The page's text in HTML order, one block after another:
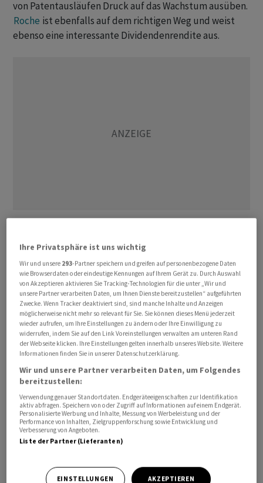
von Patentausläufen Druck auf das Wachstum ausüben.
Roche ist ebenfalls auf dem richtigen Weg und weist
ebenso eine interessante Dividendenrendite aus.
Übernahmestrategie scheint sich auszuzahlen.
Novartis folgt bei den Übernahmen fast immer dem
gleichen Muster. Erstens wird meist eine ganze Firma
mit einem Produkt in der späten Entwicklungsphase
akquiriert. Zweitens ist die zu erwerbende Firma mit
einer Technologie unterwegs, die zu dem Zeitpunkt
noch nicht auf dem breiten Markt ist - der Technologie
aber der Kredit gegeben wird, dass diese bereit ist, um
auf dem Markt ausgerollt zu werden. Das heisst, es ist
noch kein Konkurrent gross in diesem Bereich tätig. Das
dritte Kriterium ist eine zeitnahe Markteinführung des
akquirierten Produktes. Novartis setzt mit diesen
Produkten eher auf pharmazeutische
Indikationsgebiete ausgerollt werden können, und
Ihre Privatsphäre ist uns wichtig
Wir und unsere 293-Partner speichern und greifen auf personenbezogene Daten
wie Browserdaten oder eindeutige Kennungen auf Ihrem Gerät zu. Durch Auswahl
von Akzeptieren aktivieren Sie Tracking-Technologien für die unter „Wir und
unsere Partner verarbeiten Daten, um Ihnen Dienste bereitzustellen“ aufgeführten
Zwecke. Wenn Tracker deaktiviert sind, sind manche Inhalte und Anzeigen
möglicherweise nicht mehr so relevant für Sie. Sie können dieses Menü jederzeit
wieder aufrufen, um Ihre Einstellungen zu ändern oder Ihre Einwilligung zu
widerrufen, indem Sie auf den Link Voreinstellungen verwalten am unteren Rand
der Webseite klicken. Ihre Einstellungen gelten innerhalb unseres Website. Weitere
Informationen finden Sie in unserer Datenschutzerklärung.
Wir und unsere Partner verarbeiten Daten, um Folgendes
bereitzustellen:
Verwendung genauer Standortdaten. Endgeräteeigenschaften zur Identifikation
aktiv abfragen. Speichern von oder Zugriff auf Informationen auf einem Endgerät.
Personalisierte Werbung und Inhalte, Messung von Werbeleistung und der
Performance von Inhalten, Zielgruppenforschung sowie Entwicklung und
Verbesserung von Angeboten.
Liste der Partner (Lieferanten)
EINSTELLUNGEN AKZEPTIEREN